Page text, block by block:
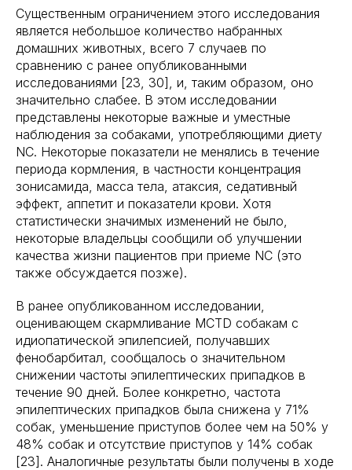
Существенным ограничением этого исследования
является небольшое количество набранных
домашних животных, всего 7 случаев по
сравнению с ранее опубликованными
исследованиями [23, 30], и, таким образом, оно
значительно слабее. В этом исследовании
представлены некоторые важные и уместные
наблюдения за собаками, употребляющими диету
NC. Некоторые показатели не менялись в течение
периода кормления, в частности концентрация
зонисамида, масса тела, атаксия, седативный
эффект, аппетит и показатели крови. Хотя
статистически значимых изменений не было,
некоторые владельцы сообщили об улучшении
качества жизни пациентов при приеме NC (это
также обсуждается позже).
В ранее опубликованном исследовании,
оценивающем скармливание MCTD собакам с
идиопатической эпилепсией, получавших
фенобарбитал, сообщалось о значительном
снижении частоты эпилептических припадков в
течение 90 дней. Более конкретно, частота
эпилептических припадков была снижена у 71%
собак, уменьшение приступов более чем на 50% у
48% собак и отсутствие приступов у 14% собак
[23]. Аналогичные результаты были получены в ходе